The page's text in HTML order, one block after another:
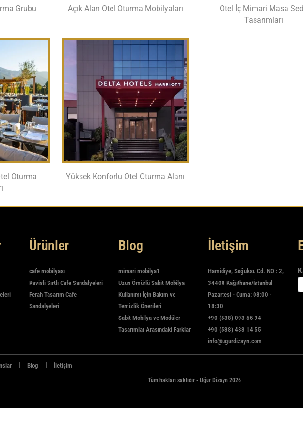
Grubu Açık Alan Otel Oturma Mobilyaları
Otel İç Mimari Masa
Tasarımları
Oturma
Yüksek Konforlu Otel Oturma Alanı
Ürünler
cafe mobilyası
Kavisli Sırtlı Cafe Sandalyeleri
Ferah Tasarım Cafe
Sandalyeleri
Blog
mimari mobilya1
Uzun Ömürlü Sabit Mobilya
Kullanımı İçin Bakım ve
Temizlik Önerileri
Sabit Mobilya ve Modüler
Tasarımlar Arasındaki Farklar
İletişim
Hamidiye, Soğuksu Cd. NO : 2,
34408 Kağıthane/İstanbul
Pazartesi - Cuma: 08:00 -
18:30
+90 (538) 093 55 94
+90 (538) 483 14 55
info@ugurdizayn.com
| Blog | İletişim
Tüm hakları saklıdır - Uğur Dizayn 2026